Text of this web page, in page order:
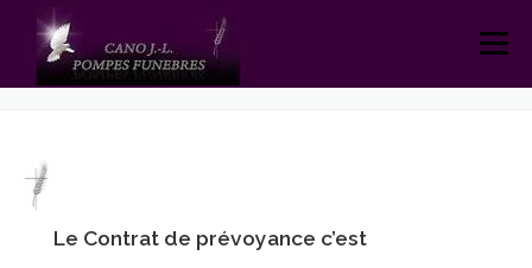
contenu
Menu
LE CONTRAT DE PRÉVOYANCE
Le Contrat de prévoyance c’est